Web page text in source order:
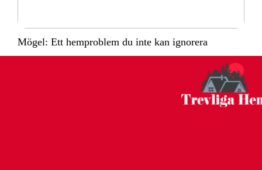
Mögel: Ett hemproblem du inte kan ignorera